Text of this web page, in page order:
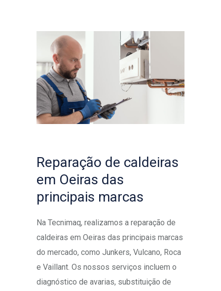
Reparação de caldeiras
em Oeiras das
principais marcas
Na Tecnimaq, realizamos a reparação de
caldeiras em Oeiras das principais marcas
do mercado, como Junkers, Vulcano, Roca
e Vaillant. Os nossos serviços incluem o
diagnóstico de avarias, substituição de